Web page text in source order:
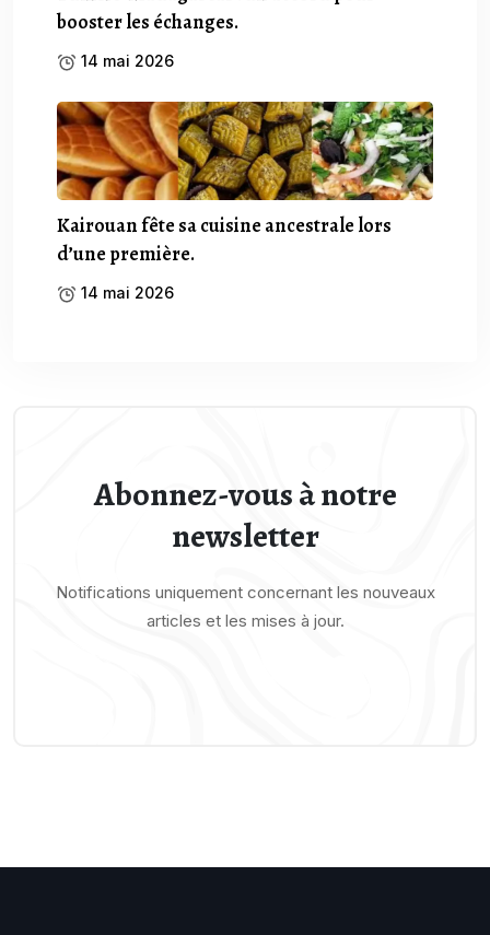
booster les échanges.
14 mai 2026
Kairouan fête sa cuisine ancestrale lors
d’une première.
14 mai 2026
Abonnez-vous à notre
newsletter
Notifications uniquement concernant les nouveaux
articles et les mises à jour.